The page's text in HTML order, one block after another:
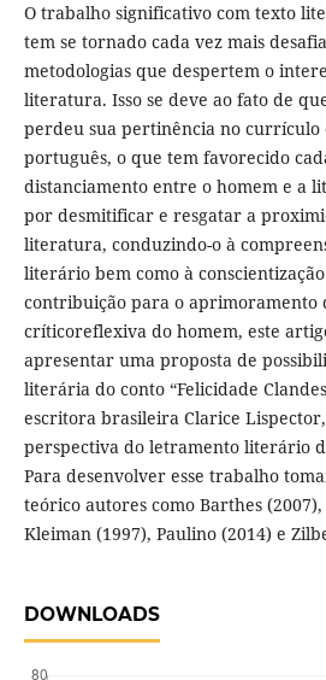
O trabalho significativo com texto
tem se tornado cada vez mais
metodologias que despertem o
literatura. Isso se deve ao fato de
perdeu sua pertinência no currículo
português, o que tem favorecido
distanciamento entre o homem e a
por desmitificar e resgatar a
literatura, conduzindo-o à
literário bem como à
contribuição para o aprimoramento
críticoreflexiva do homem, este
apresentar uma proposta de
literária do conto “Felicidade
escritora brasileira Clarice
perspectiva do letramento literário
Para desenvolver esse trabalho
teórico autores como Barthes
Kleiman (1997), Paulino (2014) e
DOWNLOADS